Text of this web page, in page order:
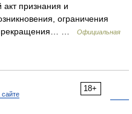
акт признания и
ограничения
…
Официальная
18+